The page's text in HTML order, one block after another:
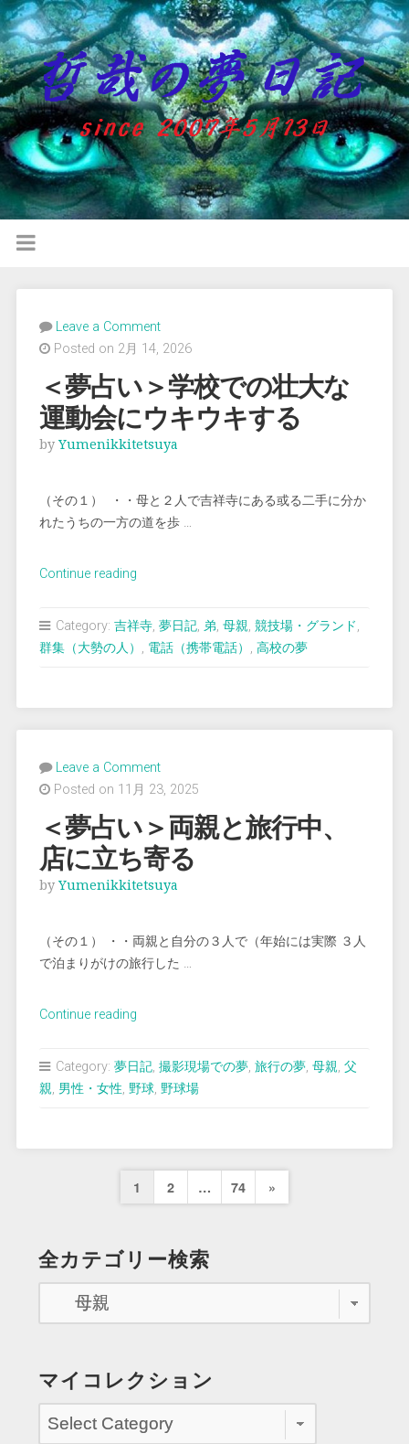
Leave a Comment
Posted on 2月 14, 2026
＜夢占い＞学校での壮大な
運動会にウキウキする
byYumenikkitetsuya
（その１） ・・母と２人で吉祥寺にある或る二手に分か
れたうちの一方の道を歩 …
Continue reading“＜
占
校
で
壮
大
運
動
会
キ
ウ
す
Category: 吉祥寺, 夢日記, 弟, 母親, 競技場・グランド,
群集（大勢の人） , 電話（携帯電話） , 高校の夢
Leave a Comment
Posted on 11月 23, 2025
＜夢占い＞両親と旅行中、
店に立ち寄る
byYumenikkitetsuya
（その１） ・・両親と自分の３人で（年始には実際 ３人
で泊まりがけの旅行した …
Continue reading“＜
占
い
親
旅
店
ち
Category: 夢日記, 撮影現場での夢, 旅行の夢, 母親, 父
親, 男性・女性, 野球, 野球場
投
の
ペ
送
り
1 2 … 74
Next
»
全カテゴリー検索
マイコレクション